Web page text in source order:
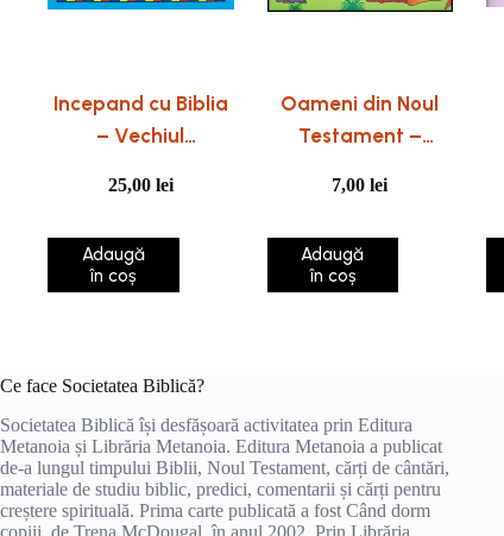
Incepand cu Biblia
– Vechiul
25,00 lei
Adaugă
în coș
Oameni din Noul
Testament –
prescolari
7,00lei
Adaugă
în coș
Ce face Societatea Biblică?
Societatea Biblică își desfășoară activitatea prin Editura
Metanoia și Librăria Metanoia. Editura Metanoia a publicat
de-a lungul timpului Biblii, Noul Testament, cărți de cântări,
materiale de studiu biblic, predici, comentarii și cărți pentru
creștere spirituală. Prima carte publicată a fost Când dorm
copiii, de Trena McDougal, în anul 2002. Prin Librăria